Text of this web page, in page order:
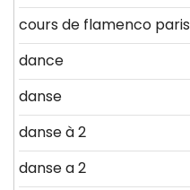
cours de flamenco paris
dance
danse
danse à 2
danse a 2